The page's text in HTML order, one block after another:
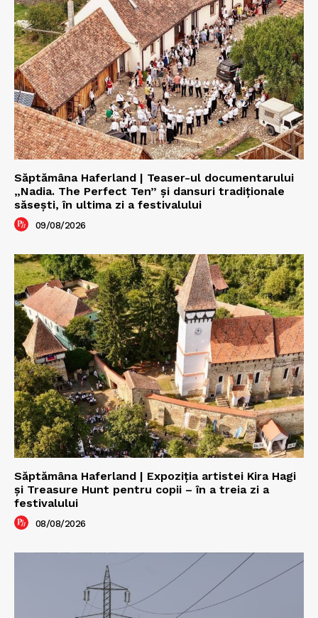
Săptămâna Haferland | Teaser-ul documentarului
„Nadia. The Perfect Ten” şi dansuri tradiţionale
săseşti, în ultima zi a festivalului
09/08/2026
Săptămâna Haferland | Expoziţia artistei Kira Hagi
şi Treasure Hunt pentru copii – în a treia zi a
festivalului
08/08/2026